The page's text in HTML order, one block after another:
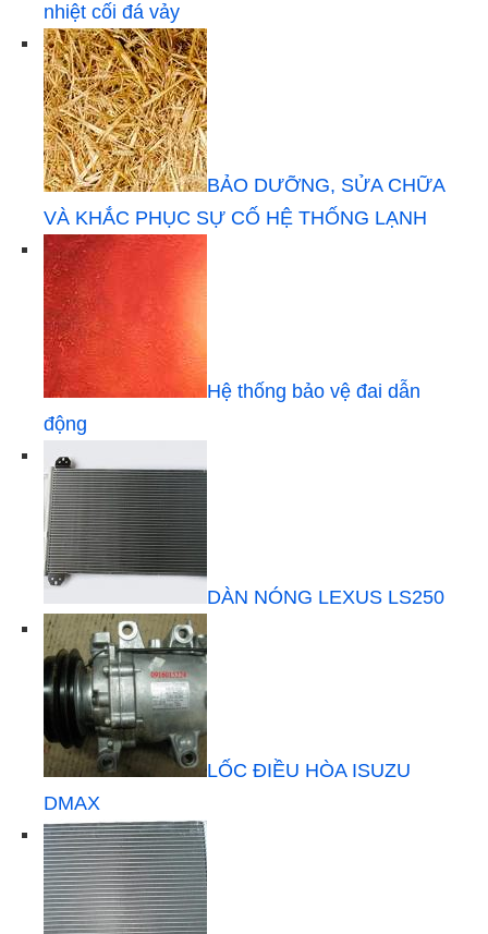
nhiệt cối đá vảy
BẢO DƯỠNG, SỬA CHỮA
VÀ KHẮC PHỤC SỰ CỐ HỆ THỐNG LẠNH
Hệ thống bảo vệ đai dẫn
động
DÀN NÓNG LEXUS LS250
LỐC ĐIỀU HÒA ISUZU
DMAX